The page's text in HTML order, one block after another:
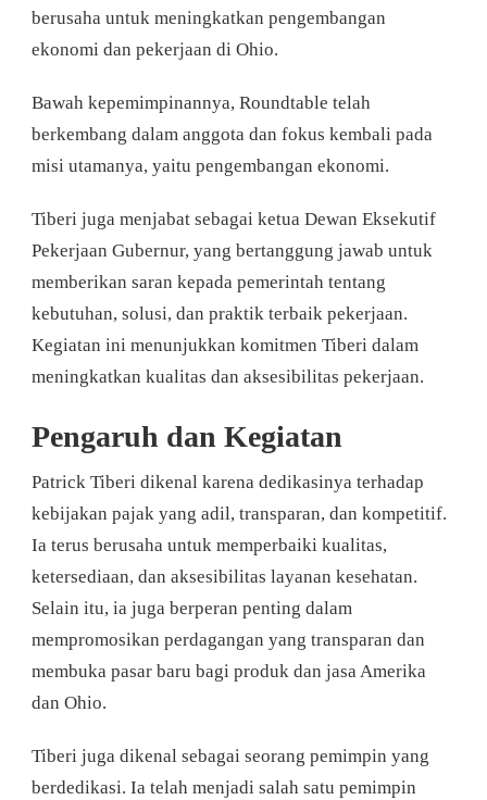
berusaha untuk meningkatkan pengembangan
ekonomi dan pekerjaan di Ohio.
Bawah kepemimpinannya, Roundtable telah
berkembang dalam anggota dan fokus kembali pada
misi utamanya, yaitu pengembangan ekonomi.
Tiberi juga menjabat sebagai ketua Dewan Eksekutif
Pekerjaan Gubernur, yang bertanggung jawab untuk
memberikan saran kepada pemerintah tentang
kebutuhan, solusi, dan praktik terbaik pekerjaan.
Kegiatan ini menunjukkan komitmen Tiberi dalam
meningkatkan kualitas dan aksesibilitas pekerjaan.
Pengaruh dan Kegiatan
Patrick Tiberi dikenal karena dedikasinya terhadap
kebijakan pajak yang adil, transparan, dan kompetitif.
Ia terus berusaha untuk memperbaiki kualitas,
ketersediaan, dan aksesibilitas layanan kesehatan.
Selain itu, ia juga berperan penting dalam
mempromosikan perdagangan yang transparan dan
membuka pasar baru bagi produk dan jasa Amerika
dan Ohio.
Tiberi juga dikenal sebagai seorang pemimpin yang
berdedikasi. Ia telah menjadi salah satu pemimpin